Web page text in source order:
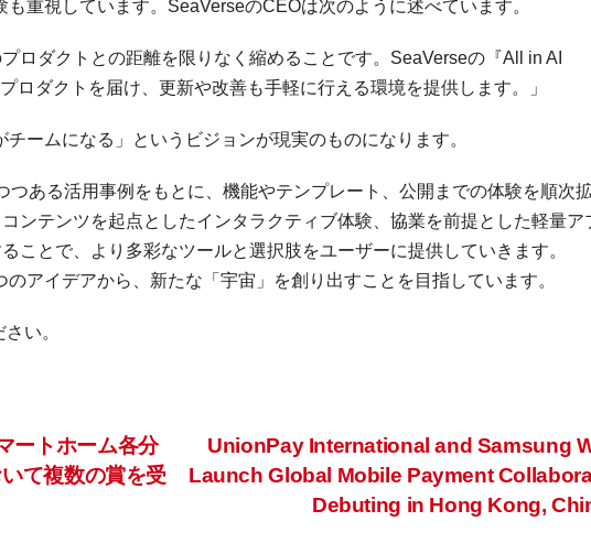
重視しています。SeaVerseのCEOは次のように述べています。
ロダクトとの距離を限りなく縮めることです。SeaVerseの『All in AI
ロダクトを届け、更新や改善も手軽に行える環境を提供します。」
ームになる」というビジョンが現実のものになります。
つある活用事例をもとに、機能やテンプレート、公開までの体験を順次
ンテンツを起点としたインタラクティブ体験、協業を前提とした軽量ア
ことで、より多彩なツールと選択肢をユーザーに提供していきます。
アイデアから、新たな「宇宙」を創り出すことを目指しています。
い。
UnionPay International and Samsung
Launch Global Mobile Payment
Debuting in Hong Kong,
ートホーム各分
て複数の賞を受